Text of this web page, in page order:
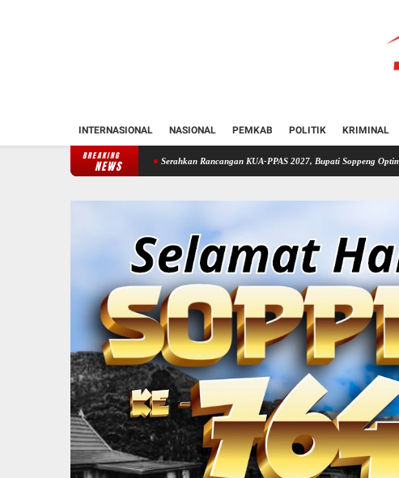
INTERNASIONAL NASIONAL PEMKAB POLITIK KRIMINAL
BREAKING
NEWS
Serahkan Rancangan KUA-PPAS 2027, Bupati Soppeng Optimistis Ekonomi